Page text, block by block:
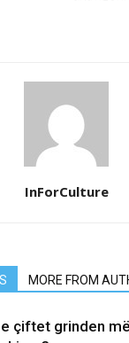
InForCulture
MORE FROM
çiftet grinden